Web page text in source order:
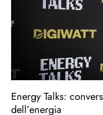
Energy Talks:
dell’energia